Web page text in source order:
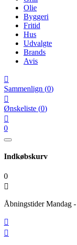
Olie
Byggeri
Fritid
Hus
Udvalgte
Brands
Avis

Sammenlign (0)

Ønskeliste (0)

0
Indkøbskurv
0

Åbningstider Mandag

